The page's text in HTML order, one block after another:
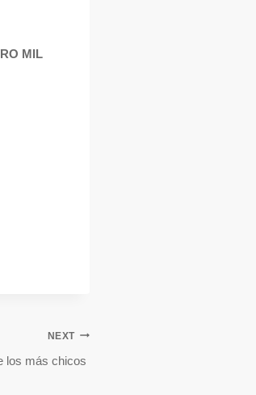
MIL
NEXT
los más chicos